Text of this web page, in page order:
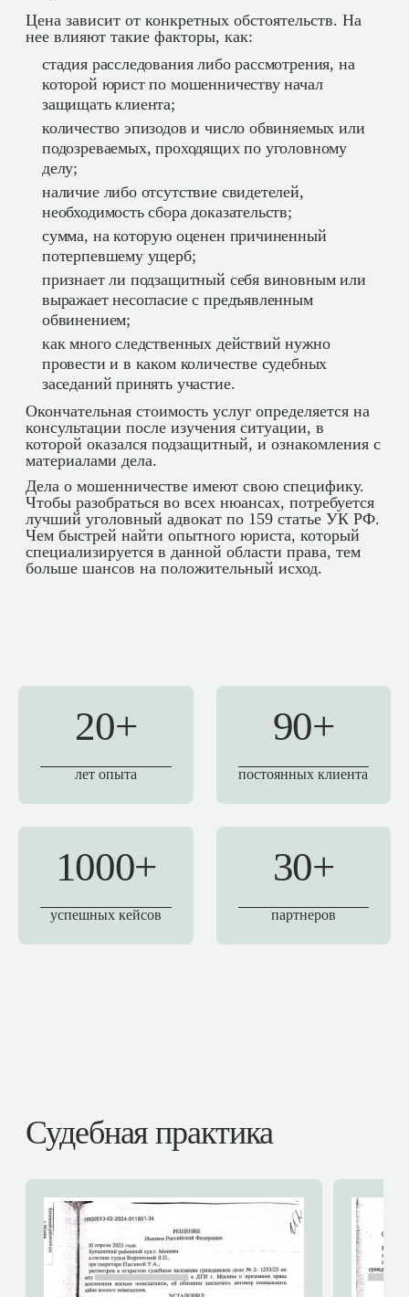
Цена зависит от конкретных обстоятельств. На
нее влияют такие факторы, как:
стадия расследования либо рассмотрения, на
которой юрист по мошенничеству начал
защищать клиента;
количество эпизодов и число обвиняемых или
подозреваемых, проходящих по уголовному
делу;
наличие либо отсутствие свидетелей,
необходимость сбора доказательств;
сумма, на которую оценен причиненный
потерпевшему ущерб;
признает ли подзащитный себя виновным или
выражает несогласие с предъявленным
обвинением;
как много следственных действий нужно
провести и в каком количестве судебных
заседаний принять участие.
Окончательная стоимость услуг определяется на
консультации после изучения ситуации, в
которой оказался подзащитный, и ознакомления с
материалами дела.
Дела о мошенничестве имеют свою специфику.
Чтобы разобраться во всех нюансах, потребуется
лучший уголовный адвокат по 159 статье УК РФ.
Чем быстрей найти опытного юриста, который
специализируется в данной области права, тем
больше шансов на положительный исход.
20+
лет опыта
90+
постоянных клиента
1000+
успешных кейсов
30+
партнеров
Судебная практика